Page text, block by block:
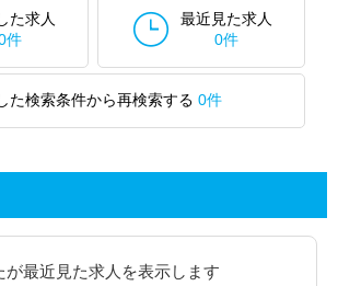
た求人
件
最近見た求人
0件
た検索条件から再検索する 0件
が最近見た求人を表示します